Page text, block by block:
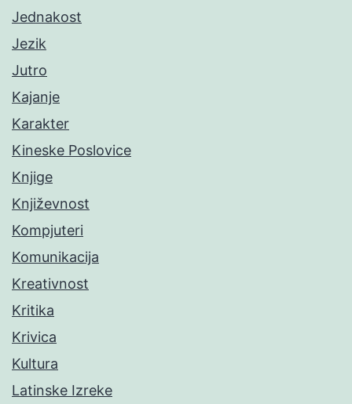
Jednakost
Jezik
Jutro
Kajanje
Karakter
Kineske Poslovice
Knjige
Književnost
Kompjuteri
Komunikacija
Kreativnost
Kritika
Krivica
Kultura
Latinske Izreke